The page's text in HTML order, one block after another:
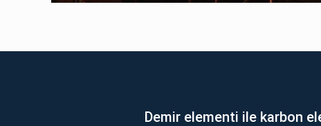
Demir elementi ile karbon